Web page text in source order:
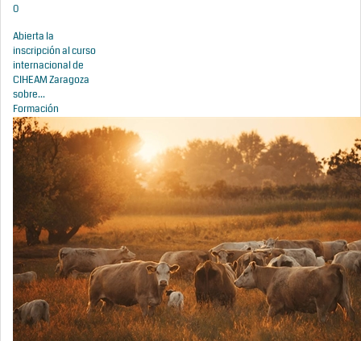
0
Abierta la
inscripción al curso
internacional de
CIHEAM Zaragoza
sobre...
Formación